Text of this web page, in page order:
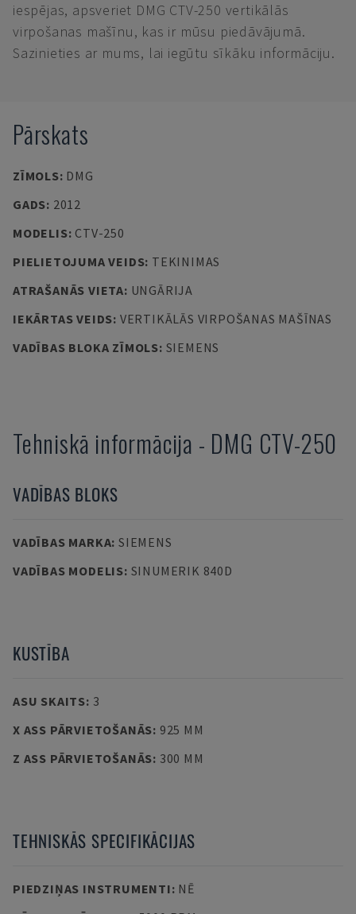
iespējas, apsveriet DMG CTV-250 vertikālās
virpošanas mašīnu, kas ir mūsu piedāvājumā.
Sazinieties ar mums, lai iegūtu sīkāku informāciju.
Pārskats
ZĪMOLS: DMG
GADS: 2012
MODELIS: CTV-250
PIELIETOJUMA VEIDS: TEKINIMAS
ATRAŠANĀS VIETA: UNGĀRIJA
IEKĀRTAS VEIDS: VERTIKĀLĀS VIRPOŠANAS MAŠĪNAS
VADĪBAS BLOKA ZĪMOLS: SIEMENS
Tehniskā informācija - DMG CTV-250
VADĪBAS BLOKS
VADĪBAS MARKA: SIEMENS
VADĪBAS MODELIS: SINUMERIK 840D
KUSTĪBA
ASU SKAITS: 3
X ASS PĀRVIETOŠANĀS: 925 MM
Z ASS PĀRVIETOŠANĀS: 300 MM
TEHNISKĀS SPECIFIKĀCIJAS
PIEDZIŅAS INSTRUMENTI: NĒ